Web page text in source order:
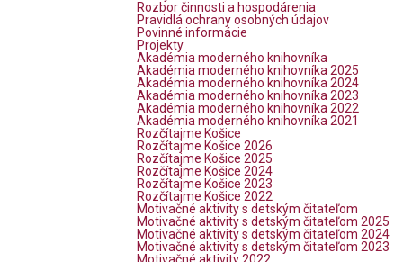
Rozbor činnosti a hospodárenia
Pravidlá ochrany osobných údajov
Povinné informácie
Projekty
Akadémia moderného knihovníka
Akadémia moderného knihovníka 2025
Akadémia moderného knihovníka 2024
Akadémia moderného knihovníka 2023
Akadémia moderného knihovníka 2022
Akadémia moderného knihovníka 2021
Rozčítajme Košice
Rozčítajme Košice 2026
Rozčítajme Košice 2025
Rozčítajme Košice 2024
Rozčítajme Košice 2023
Rozčítajme Košice 2022
Motivačné aktivity s detským čitateľom
Motivačné aktivity s detským čitateľom 2025
Motivačné aktivity s detským čitateľom 2024
Motivačné aktivity s detským čitateľom 2023